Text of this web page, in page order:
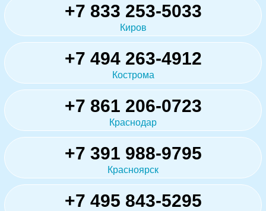
+7 833 253-5033
Киров
+7 494 263-4912
Кострома
+7 861 206-0723
Краснодар
+7 391 988-9795
Красноярск
+7 495 843-5295